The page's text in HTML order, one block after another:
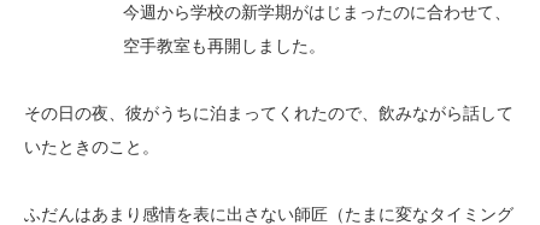
今週から学校の新学期がはじまったのに合わせて、
空手教室も再開しました。
その日の夜、彼がうちに泊まってくれたので、飲みながら話して
いたときのこと。
ふだんはあまり感情を表に出さない師匠（たまに変なタイミング